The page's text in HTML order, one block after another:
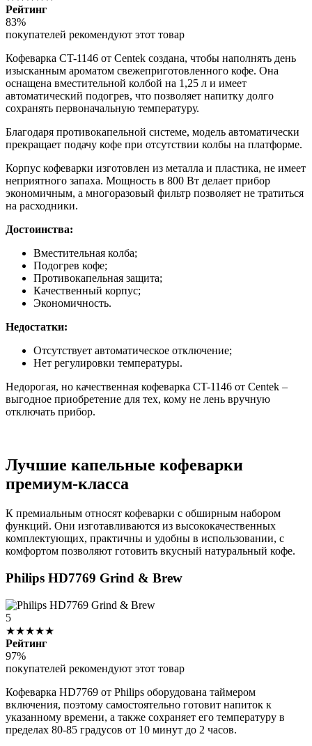
Рейтинг
83%
покупателей рекомендуют этот товар
Кофеварка CT-1146 от Centek создана, чтобы наполнять день
изысканным ароматом свежеприготовленного кофе. Она
оснащена вместительной колбой на 1,25 л и имеет
автоматический подогрев, что позволяет напитку долго
сохранять первоначальную температуру.
Благодаря противокапельной системе, модель автоматически
прекращает подачу кофе при отсутствии колбы на платформе.
Корпус кофеварки изготовлен из металла и пластика, не имеет
неприятного запаха. Мощность в 800 Вт делает прибор
экономичным, а многоразовый фильтр позволяет не тратиться
на расходники.
Достоинства:
Вместительная колба;
Подогрев кофе;
Противокапельная защита;
Качественный корпус;
Экономичность.
Недостатки:
Отсутствует автоматическое отключение;
Нет регулировки температуры.
Недорогая, но качественная кофеварка CT-1146 от Centek –
выгодное приобретение для тех, кому не лень вручную
отключать прибор.
Лучшие капельные кофеварки
премиум-класса
К премиальным относят кофеварки с обширным набором
функций. Они изготавливаются из высококачественных
комплектующих, практичны и удобны в использовании, с
комфортом позволяют готовить вкусный натуральный кофе.
Philips HD7769 Grind & Brew
5
★★★★★
Рейтинг
97%
покупателей рекомендуют этот товар
Кофеварка HD7769 от Philips оборудована таймером
включения, поэтому самостоятельно готовит напиток к
указанному времени, а также сохраняет его температуру в
пределах 80-85 градусов от 10 минут до 2 часов.